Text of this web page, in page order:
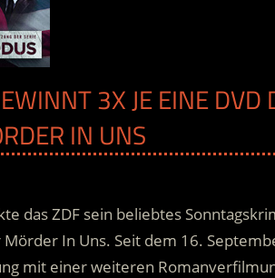
3X JE EINE
IN UNS
das ZDF sein beliebtes
Mörder In Uns. Seit dem 16.
mit einer weiteren